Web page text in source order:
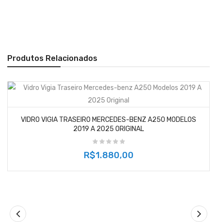
Produtos Relacionados
VIDRO VIGIA TRASEIRO MERCEDES-BENZ A250 MODELOS
2019 A 2025 ORIGINAL
R$1.880,00